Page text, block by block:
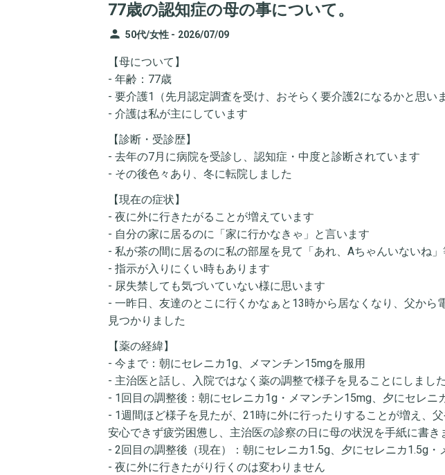
77歳の認知症の母の事について。
person 50代/女性 - 2026/07/09
【母について】
- 年齢：77歳
- 要介護1（先月認定調査を受け、おそらく要介護2になるかと思いま
- 介護は私が主にしています
【診断・受診歴】
- 去年の7月に病院を受診し、認知症・中度と診断されています
- その後色々あり、冬に転院しました
【現在の症状】
- 夜に外に行きたがることが増えています
- 自分の家に居るのに「家に行かなきゃ」と言います
- 私が茶の間に居るのに私の部屋を見て「あれ、Aちゃんいないね
- 指示が入りにくい時もあります
- 尿失禁しても気づいていない様に思います
- 一昨日、友達のとこに行くかなぁと13時から居なくなり、父から
見つかりました
【薬の経緯】
- 今まで：朝にセレニカ1g、メマンチン15mgを服用
- 主治医と話し、入院ではなく薬の調整で様子を見ることにしました
- 1回目の調整後：朝にセレニカ1g・メマンチン15mg、夕にセレニ
- 1週間ほど様子を見たが、21時に外に行ったりすることが増え、
安心できず疲労困憊し、主治医の診察の日に母の状況を手紙に書き
- 2回目の調整後（現在）：朝にセレニカ1.5g、夕にセレニカ1.5g・
- 夜に外に行きたがり行くのは変わりません